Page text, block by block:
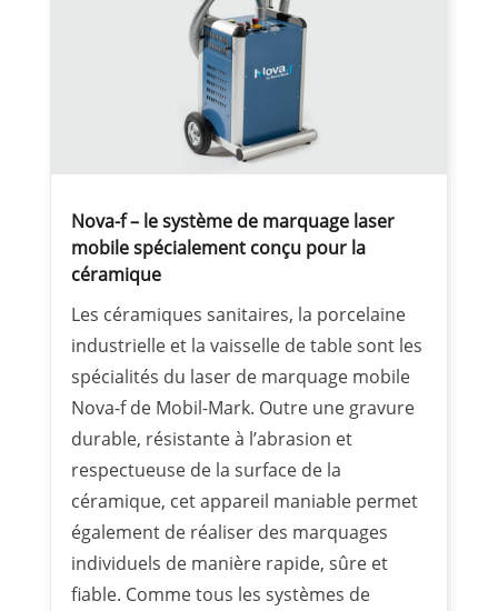
Nova-f – le système de marquage laser
mobile spécialement conçu pour la
céramique
Les céramiques sanitaires, la porcelaine
industrielle et la vaisselle de table sont les
spécialités du laser de marquage mobile
Nova-f de Mobil-Mark. Outre une gravure
durable, résistante à l’abrasion et
respectueuse de la surface de la
céramique, cet appareil maniable permet
également de réaliser des marquages
individuels de manière rapide, sûre et
fiable. Comme tous les systèmes de